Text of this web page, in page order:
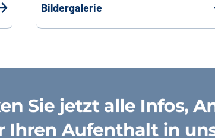
Bildergalerie